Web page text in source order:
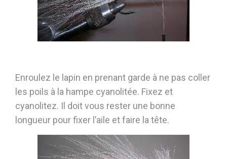
Enroulez le lapin en prenant garde à ne pas coller
les poils à la hampe cyanolitée. Fixez et
cyanolitez. Il doit vous rester une bonne
longueur pour fixer l’aile et faire la tête.